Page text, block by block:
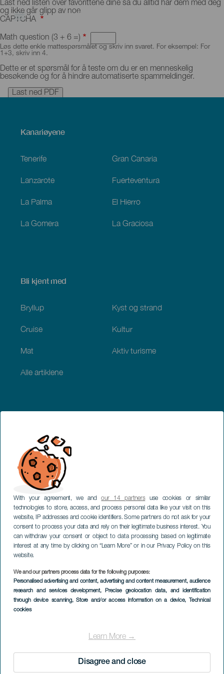
With your agreement, we andour 14 partnersuse cookies or similar
technologies to store, access, and process personal data like your visit on this
website, IP addresses and cookie identifiers. Some partners do not ask for your
consent to process your data and rely on their legitimate business interest. You
can withdraw your consent or object to data processing based on legitimate
interest at any time by clicking on “Learn More” or in our Privacy Policy on this
website.
We and our partners process data for the following purposes:
Personalised advertising and content, advertising and content measurement, audience
research and services development, Precise geolocation data, and identification
through device scanning, Store and/or access information on a device, Technical
cookies
Learn More →
Disagree and close
Hopp
til
hovedinnhold
Last
ned
favorittene
PDF
Last ned listen over favorittene dine så du alltid har dem med deg
og ikke går glipp av noe.
CAPTCHA
Math question (3 + 6 =)
Løs dette enkle mattespørsmålet og skriv inn svaret. For eksempel: For
1+3, skriv inn 4.
Dette er et spørsmål for å teste om du er en menneskelig
besøkende og for å hindre automatiserte spammeldinger.
Menú
Kanariøyene
Tenerife Gran Canaria
Lanzarote Fuerteventura
La Palma El Hierro
La Gomera La Graciosa
Bli kjent med
Bryllup Kyst og strand
Cruise Kultur
Mat Aktiv turisme
Alle artiklene
Kalender
Slik kommer du dit
Overnattingssteder Øygruppen
Tjenester
Menú
Website
Footer
Dette kan interessere deg
10 opplevelser du ikke kan gå glipp av på
Kanariøyene